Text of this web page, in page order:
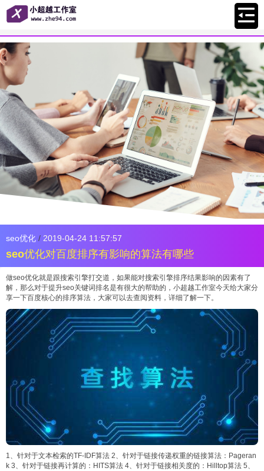
seo优化 / 2019-04-24 11:57:57
seo优化对百度排序有影响的算法有哪些
做seo优化就是跟搜索引擎打交道，如果能对搜索引擎排序结果影响的因素有了
解，那么对于提升seo关键词排名是有很大的帮助的，小超越工作室今天给大家分
享一下百度核心的排序算法，大家可以去查阅资料，详细了解一下。
1、针对于文本检索的TF-IDF算法 2、针对于链接传递权重的链接算法：Pageran
k 3、针对于链接再计算的：HITS算法 4、针对于链接相关度的：Hilltop算法 5、